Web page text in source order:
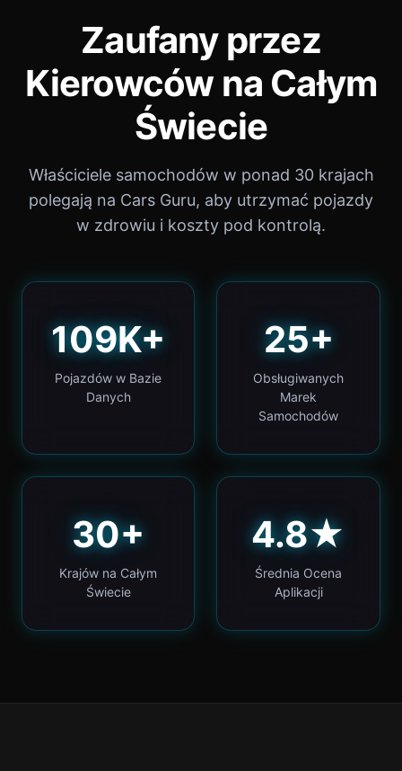
Zaufany przez
Kierowców na Całym
Świecie
Właściciele samochodów w ponad 30 krajach
polegają na Cars Guru, aby utrzymać pojazdy
w zdrowiu i koszty pod kontrolą.
109K+
Pojazdów w Bazie
Danych
25+
Obsługiwanych
Marek
Samochodów
30+
Krajów na Całym
Świecie
4.8★
Średnia Ocena
Aplikacji